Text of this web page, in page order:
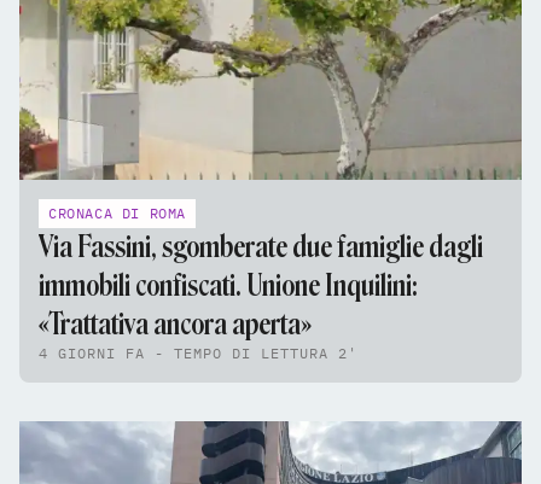
CRONACA DI ROMA
Via Fassini, sgomberate due famiglie dagli
immobili confiscati. Unione Inquilini:
«Trattativa ancora aperta»
4 GIORNI FA - TEMPO DI LETTURA 2'